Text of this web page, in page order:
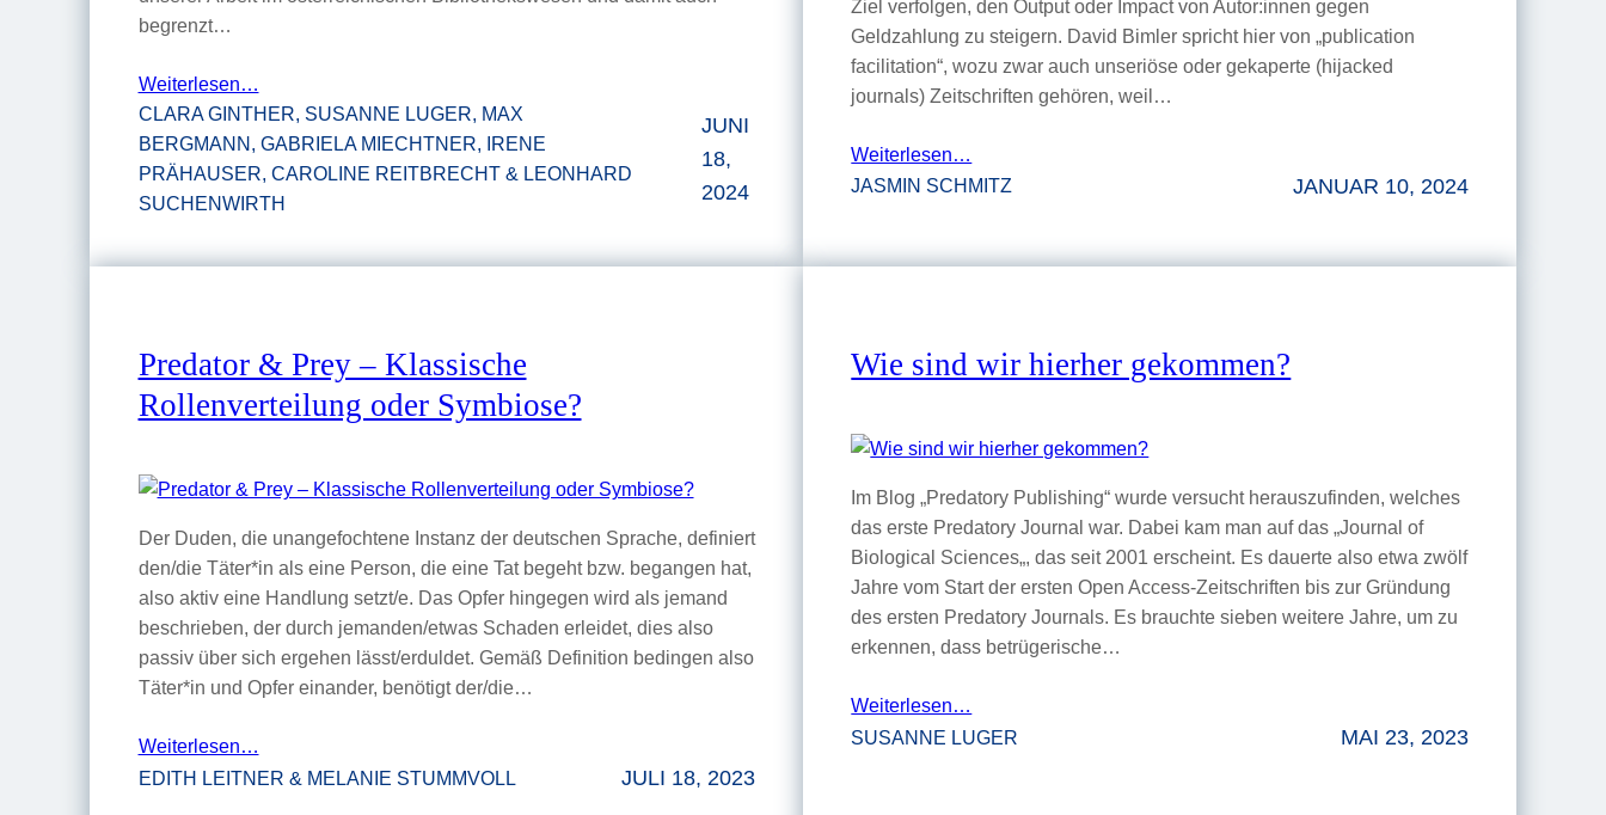
begrenzt…
Weiterlesen…
CLARA GINTHER, SUSANNE LUGER, MAX
BERGMANN, GABRIELA MIECHTNER, IRENE
PRÄHAUSER, CAROLINE REITBRECHT & LEONHARD
SUCHENWIRTH
JUNI
18,
2024
Ziel verfolgen, den Output oder Impact von Autor:innen gegen
Geldzahlung zu steigern. David Bimler spricht hier von „publication
facilitation“, wozu zwar auch unseriöse oder gekaperte (hijacked
journals) Zeitschriften gehören, weil…
Weiterlesen…
JASMIN SCHMITZ
JANUAR 10, 2024
Predator & Prey – Klassische
Rollenverteilung oder Symbiose?
Der Duden, die unangefochtene Instanz der deutschen Sprache, definiert
den/die Täter*in als eine Person, die eine Tat begeht bzw. begangen hat,
also aktiv eine Handlung setzt/e. Das Opfer hingegen wird als jemand
beschrieben, der durch jemanden/etwas Schaden erleidet, dies also
passiv über sich ergehen lässt/erduldet. Gemäß Definition bedingen also
Täter*in und Opfer einander, benötigt der/die…
Weiterlesen…
EDITH LEITNER & MELANIE STUMMVOLL
JULI 18, 2023
Wie sind wir hierher gekommen?
Im Blog „Predatory Publishing“ wurde versucht herauszufinden, welches
das erste Predatory Journal war. Dabei kam man auf das „Journal of
Biological Sciences„, das seit 2001 erscheint. Es dauerte also etwa zwölf
Jahre vom Start der ersten Open Access-Zeitschriften bis zur Gründung
des ersten Predatory Journals. Es brauchte sieben weitere Jahre, um zu
erkennen, dass betrügerische…
Weiterlesen…
SUSANNE LUGER
MAI 23, 2023